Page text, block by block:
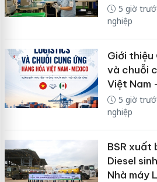
5 giờ
nghiệp
Giới thiệu
và chuỗi
Việt Nam
5 giờ
nghiệp
BSR xuất
Diesel
Nhà máy